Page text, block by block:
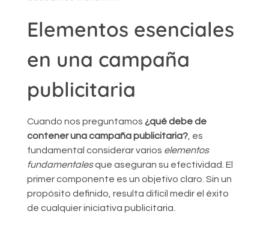
Elementos esenciales
en una campaña
publicitaria
Cuando nos preguntamos ¿qué debe de
contener una campaña publicitaria? , es
fundamental considerar varios elementos
fundamentalesque aseguran su efectividad. El
primer componente es un objetivo claro. Sin un
propósito definido, resulta difícil medir el éxito
de cualquier iniciativa publicitaria.